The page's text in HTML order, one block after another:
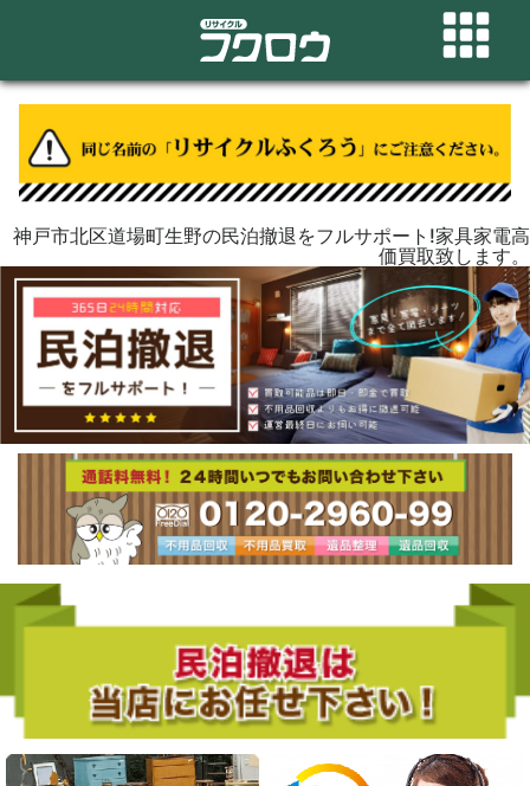
神戸市北区道場町生野の民泊撤退をフルサポート!家具家電高
価買取致します。